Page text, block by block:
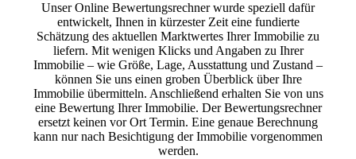
Unser Online Bewertungsrechner wurde speziell dafür
entwickelt, Ihnen in kürzester Zeit eine fundierte
Schätzung des aktuellen Marktwertes Ihrer Immobilie zu
liefern. Mit wenigen Klicks und Angaben zu Ihrer
Immobilie – wie Größe, Lage, Ausstattung und Zustand –
können Sie uns einen groben Überblick über Ihre
Immobilie übermitteln. Anschließend erhalten Sie von uns
eine Bewertung Ihrer Immobilie. Der Bewertungsrechner
ersetzt keinen vor Ort Termin. Eine genaue Berechnung
kann nur nach Besichtigung der Immobilie vorgenommen
werden.